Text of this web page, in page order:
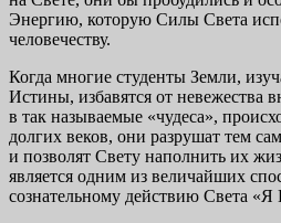
Энергию, которую Силы Света
человечеству.
Когда многие студенты Земли,
Истины, избавятся от невежества
в так называемые «чудеса»,
долгих веков, они разрушат тем
и позволят Свету наполнить их
является одним из величайших
сознательному действию Света